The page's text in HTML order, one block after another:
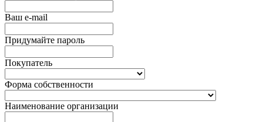
Ваш e-mail
Придумайте пароль
Покупатель
Форма собственности
Наименование организации